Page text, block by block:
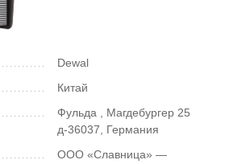
Dewal
Китай
Фульда , Магдебургер 25
д-36037, Германия
ООО «Славница» —